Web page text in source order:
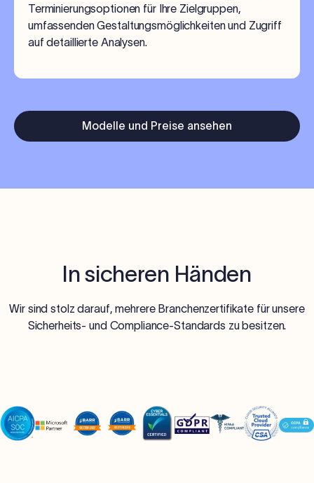
Terminierungsoptionen für Ihre Zielgruppen,
umfassenden Gestaltungsmöglichkeiten und Zugriff
auf detaillierte Analysen.
Modelle und Preise ansehen
In sicheren Händen
Wir sind stolz darauf, mehrere Branchenzertifikate für unsere
Sicherheits- und Compliance-Standards zu besitzen.